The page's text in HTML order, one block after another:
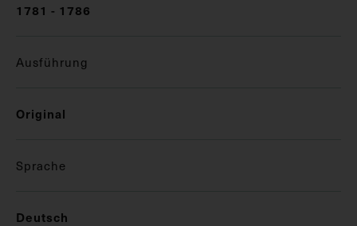
1781 - 1786
Ausführung
Original
Sprache
Deutsch